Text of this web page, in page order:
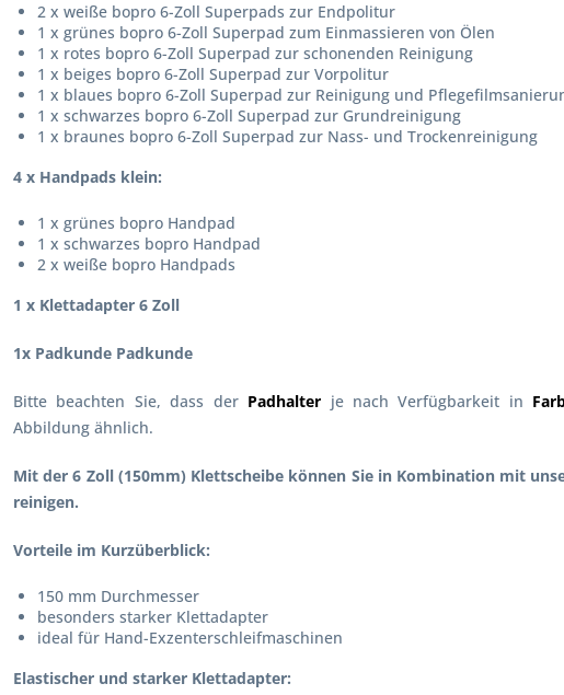
2 x weiße bopro 6-Zoll Superpads zur Endpolitur
1 x grünes bopro 6-Zoll Superpad zum Einmassieren von Ölen
1 x rotes bopro 6-Zoll Superpad zur schonenden Reinigung
1 x beiges bopro 6-Zoll Superpad zur Vorpolitur
1 x blaues bopro 6-Zoll Superpad zur Reinigung und
1 x schwarzes bopro 6-Zoll Superpad zur Grundreinigung
1 x braunes bopro 6-Zoll Superpad zur Nass- und Trockenreinigung
4 x Handpads klein:
1 x grünes bopro Handpad
1 x schwarzes bopro Handpad
2 x weiße bopro Handpads
1 x Klettadapter 6 Zoll
1x Padkunde Padkunde
Bitte beachten Sie, dass der Padhalter je nach Verfügbarkeit in
Abbildung ähnlich.
Mit der 6 Zoll (150mm) Klettscheibe können Sie in Kombination mit
reinigen.
Vorteile im Kurzüberblick:
150 mm Durchmesser
besonders starker Klettadapter
ideal für Hand-Exzenterschleifmaschinen
Elastischer und starker Klettadapter: